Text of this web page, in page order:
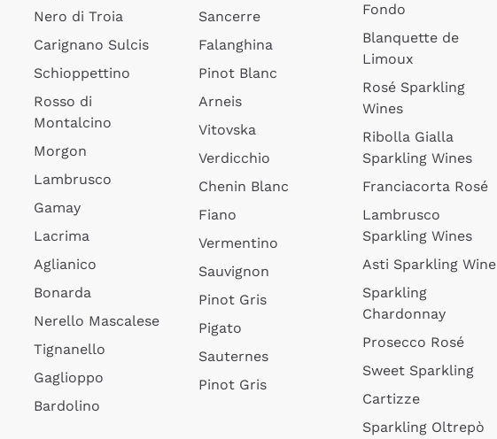
Nero di Troia
Carignano Sulcis
Schioppettino
Rosso di
Montalcino
Morgon
Lambrusco
Gamay
Lacrima
Aglianico
Bonarda
Nerello Mascalese
Tignanello
Gaglioppo
Bardolino
Sancerre
Falanghina
Pinot Blanc
Arneis
Vitovska
Verdicchio
Chenin Blanc
Fiano
Vermentino
Sauvignon
Pinot Gris
Pigato
Sauternes
Pinot Gris
Fondo
Blanquette de
Limoux
Rosé Sparkling
Wines
Ribolla Gialla
Sparkling Wines
Franciacorta Rosé
Lambrusco
Sparkling Wines
Asti Sparkling Wine
Sparkling
Chardonnay
Prosecco Rosé
Sweet Sparkling
Cartizze
Sparkling Oltrepò